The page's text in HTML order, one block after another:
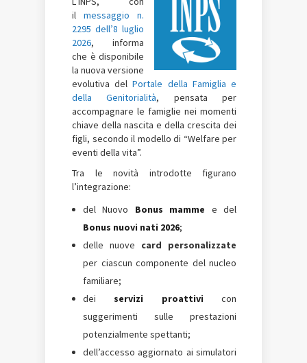
il messaggio n.
2295 dell’8 luglio
2026, informa
che è disponibile
la nuova versione
evolutiva delPortale della Famiglia e
della Genitorialità, pensata per
accompagnare le famiglie nei momenti
chiave della nascita e della crescita dei
figli, secondo il modello di “Welfare per
eventi della vita”.
Tra le novità introdotte figurano
l’integrazione:
del Nuovo Bonus mamme e del
Bonus nuovi nati 2026;
delle nuove card personalizzate
per ciascun componente del nucleo
familiare;
dei servizi proattivi con
suggerimenti sulle prestazioni
potenzialmente spettanti;
dell’accesso aggiornato ai simulatori